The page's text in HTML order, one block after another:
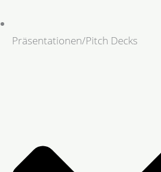
Präsentationen/Pitch Decks